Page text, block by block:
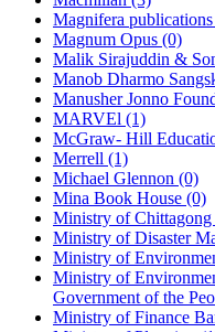
Magnifera
Magnum Opus (0)
Malik Sirajuddin &
Manob Dharmo
Manusher Jonno
MARVEl (1)
McGraw- Hill
Merrell (1)
Michael Glennon (0)
Mina Book House (0)
Ministry of
Ministry of Disaster
Ministry of
Ministry of
Government of the
Ministry of Finance